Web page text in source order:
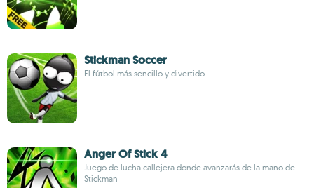
Stickman Soccer
El fútbol más sencillo y divertido
Anger Of Stick 4
Juego de lucha callejera donde avanzarás de la mano de
Stickman